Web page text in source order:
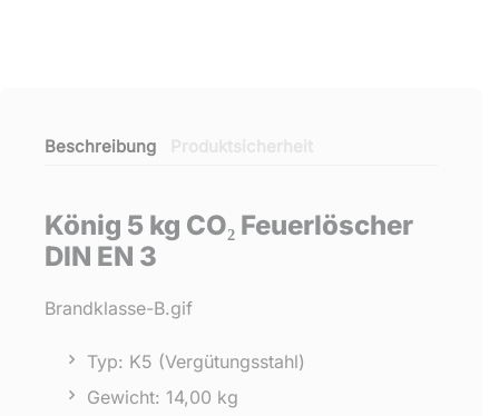
Beschreibung
König 5 kg CO₂ Feuerlöscher
DIN EN 3
Brandklasse-B.gif
Typ: K5 (Vergütungsstahl)
Gewicht: 14,00 kg